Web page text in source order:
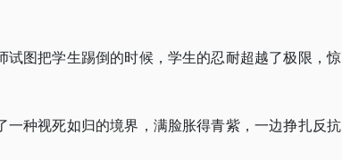
图把学生踢倒的时候，学生的忍耐超越了极限，惊
种视死如归的境界，满脸胀得青紫，一边挣扎反抗